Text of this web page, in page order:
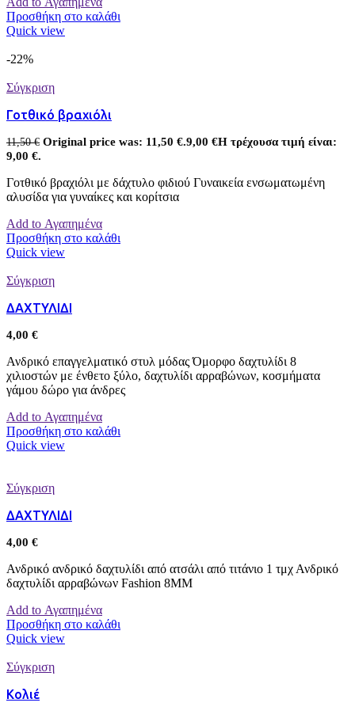
Προσθήκη στο καλάθι
Quick view
-22%
Σύγκριση
Γοτθικό βραχιόλι
11,50€ Original price was: 11,50 €.9,00 €Η τρέχουσα τιμή είναι:
9,00 €.
Γοτθικό βραχιόλι με δάχτυλο φιδιού Γυναικεία ενσωματωμένη
αλυσίδα για γυναίκες και κορίτσια
Add to Αγαπημένα
Προσθήκη στο καλάθι
Quick view
Σύγκριση
ΔΑΧΤΥΛΙΔΙ
4,00 €
Ανδρικό επαγγελματικό στυλ μόδας Όμορφο δαχτυλίδι 8
χιλιοστών με ένθετο ξύλο, δαχτυλίδι αρραβώνων, κοσμήματα
γάμου δώρο για άνδρες
Add to Αγαπημένα
Προσθήκη στο καλάθι
Quick view
Σύγκριση
ΔΑΧΤΥΛΙΔΙ
4,00 €
Ανδρικό ανδρικό δαχτυλίδι από ατσάλι από τιτάνιο 1 τμχ Ανδρικό
δαχτυλίδι αρραβώνων Fashion 8MM
Add to Αγαπημένα
Προσθήκη στο καλάθι
Quick view
Σύγκριση
Κολιέ